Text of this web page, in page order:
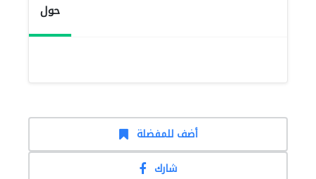
حول
أضف للمفضلة
شارك